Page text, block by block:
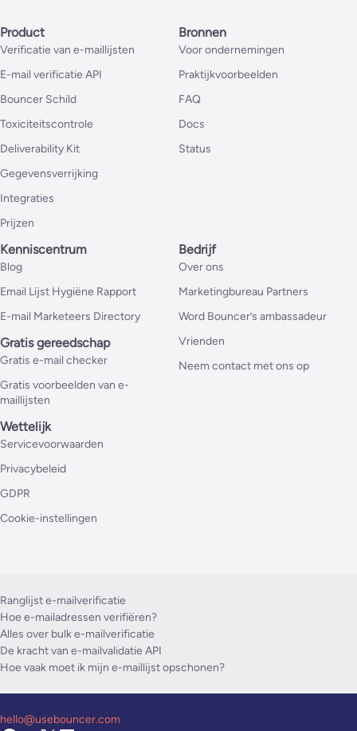
Product
Verificatie van e-maillijsten
E-mail verificatie API
Bouncer Schild
Toxiciteitscontrole
Deliverability Kit
Gegevensverrijking
Integraties
Prijzen
Bronnen
Voor ondernemingen
Praktijkvoorbeelden
FAQ
Docs
Status
Kenniscentrum
Blog
Email Lijst Hygiëne Rapport
E-mail Marketeers Directory
Gratis gereedschap
Gratis e-mail checker
Gratis voorbeelden van e-
maillijsten
Bedrijf
Over ons
Marketingbureau Partners
Word Bouncer’s ambassadeur
Vrienden
Neem contact met ons op
Wettelijk
Servicevoorwaarden
Privacybeleid
GDPR
Cookie-instellingen
Ranglijst e-mailverificatie
Hoe e-mailadressen verifiëren?
Alles over bulk e-mailverificatie
De kracht van e-mailvalidatie API
Hoe vaak moet ik mijn e-maillijst opschonen?
hello@usebouncer.com